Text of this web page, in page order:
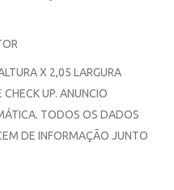
X 2,05 LARGURA
UP. ANUNCIO
TODOS OS DADOS
DE INFORMAÇÃO JUNTO